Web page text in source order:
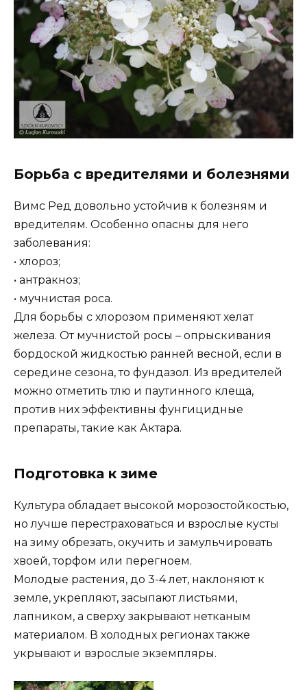
Борьба с вредителями и болезнями
Вимс Ред довольно устойчив к болезням и
вредителям. Особенно опасны для него
заболевания:
• хлороз;
• антракноз;
• мучнистая роса.
Для борьбы с хлорозом применяют хелат
железа. От мучнистой росы – опрыскивания
бордоской жидкостью ранней весной, если в
середине сезона, то фундазол. Из вредителей
можно отметить тлю и паутинного клеща,
против них эффективны фунгицидные
препараты, такие как Актара.
Подготовка к зиме
Культура обладает высокой морозостойкостью,
но лучше перестраховаться и взрослые кусты
на зиму обрезать, окучить и замульчировать
хвоей, торфом или перегноем.
Молодые растения, до 3-4 лет, наклоняют к
земле, укрепляют, засыпают листьями,
лапником, а сверху закрывают нетканым
материалом. В холодных регионах также
укрывают и взрослые экземпляры.